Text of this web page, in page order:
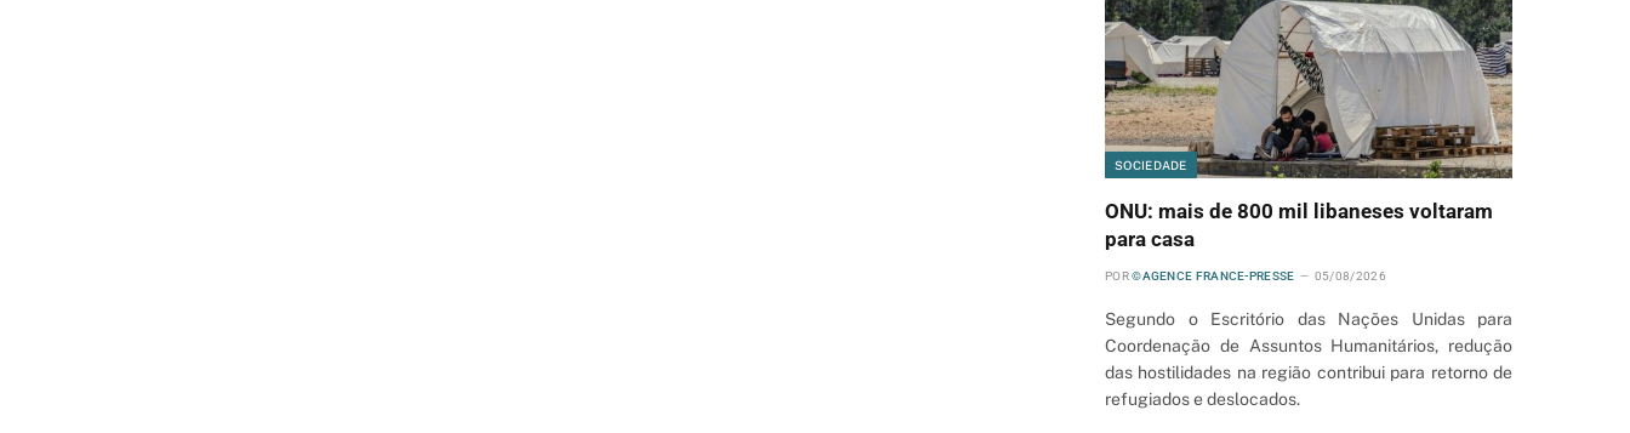
SOCIEDADE
ONU: mais de 800 mil libaneses voltaram
para casa
POR ©AGENCE FRANCE-PRESSE 05/08/2026
Segundo o Escritório das Nações Unidas para
Coordenação de Assuntos Humanitários, redução
das hostilidades na região contribui para retorno de
refugiados e deslocados.